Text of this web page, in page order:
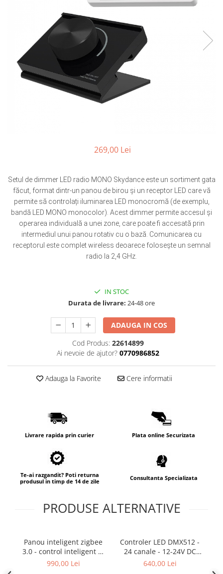
Comutatoare / Detectoare PIR
Buton on off
Senzori de miscare
Stechere si Cuple
269,00 Lei
Setul de dimmer LED radio MONO Skydance este un sortiment gata
făcut, format dintr-un panou de birou și un receptor LED care vă
permite să controlați iluminarea LED monocromă (de exemplu,
bandă LED MONO monocolor). Acest dimmer permite accesul și
operarea individuală a unei zone, care poate fi accesată prin
intermediul unui panou rotativ cu o bază. Comunicarea cu
receptorul este complet wireless deoarece folosește un semnal
radio la 2,4 GHz.
IN STOC
Durata de livrare: 24-48 ore
ADAUGA IN COS
Cod Produs: 22614899
Ai nevoie de ajutor? 0770986852
Adauga la Favorite Cere informatii
Livrare rapida prin curier Plata online Securizata
Te-ai razgandit? Poti returna
produsul in timp de 14 de zile
Consultanta Specializata
PRODUSE ALTERNATIVE
Panou inteligent zigbee
3.0 - control inteligent al
casei - 230VAC - Tuya/Wifi
990,00 Lei
Controler LED DMX512 -
24 canale - 12-24V DC
24x4A - OLED - DMX
640,00 Lei